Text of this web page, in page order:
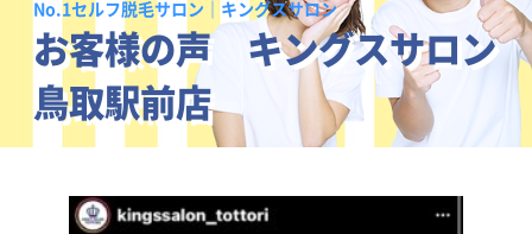
No.1セルフ脱毛サロン｜キングスサロン
お客様の声 キングスサロン
鳥取駅前店